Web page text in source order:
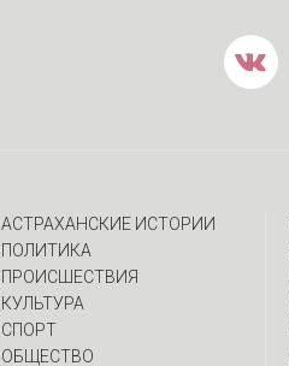
АСТРАХАНСКИЕ ИСТОРИИ
ПОЛИТИКА
ПРОИСШЕСТВИЯ
КУЛЬТУРА
СПОРТ
ОБЩЕСТВО